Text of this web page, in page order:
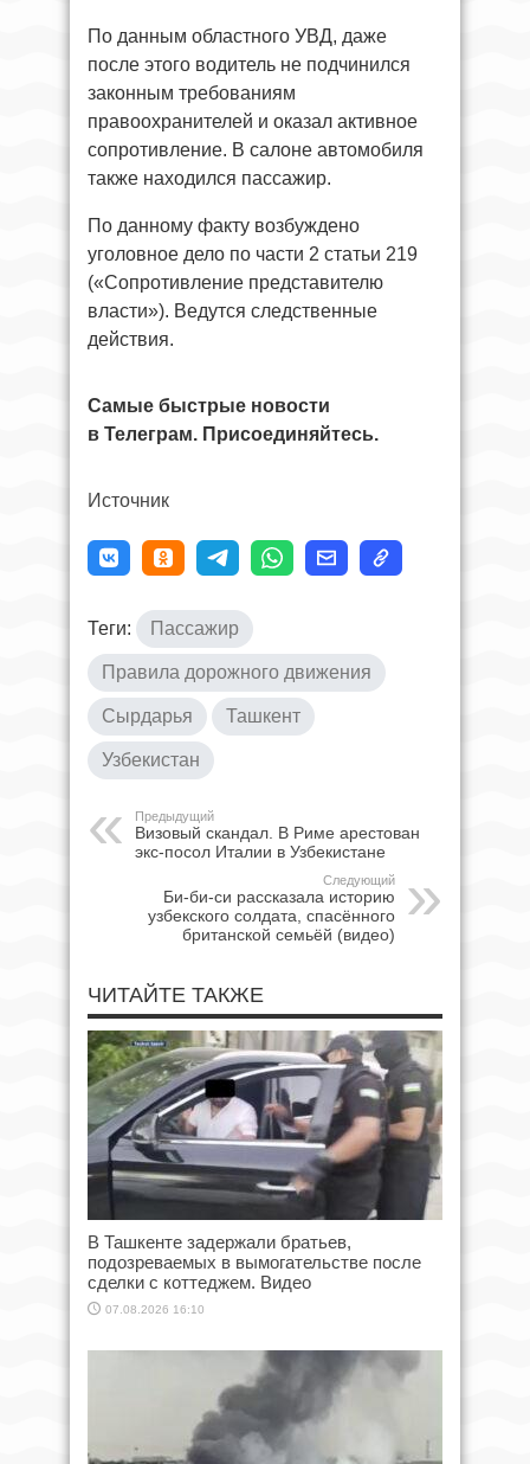
По данным областного УВД, даже
после этого водитель не подчинился
законным требованиям
правоохранителей и оказал активное
сопротивление. В салоне автомобиля
также находился пассажир.
По данному факту возбуждено
уголовное дело по части 2 статьи 219
(«Сопротивление представителю
власти»). Ведутся следственные
действия.
Самые быстрые новости
в Телеграм. Присоединяйтесь.
Источник
Теги: Пассажир
Правила дорожного движения
Сырдарья Ташкент
Узбекистан
Предыдущий
Визовый скандал. В Риме арестован
экс‑посол Италии в Узбекистане
Следующий
Би-би-си рассказала историю
узбекского солдата, спасённого
британской семьёй (видео)
ЧИТАЙТЕ ТАКЖЕ
В Ташкенте задержали братьев,
подозреваемых в вымогательстве после
сделки с коттеджем. Видео
07.08.2026 16:10